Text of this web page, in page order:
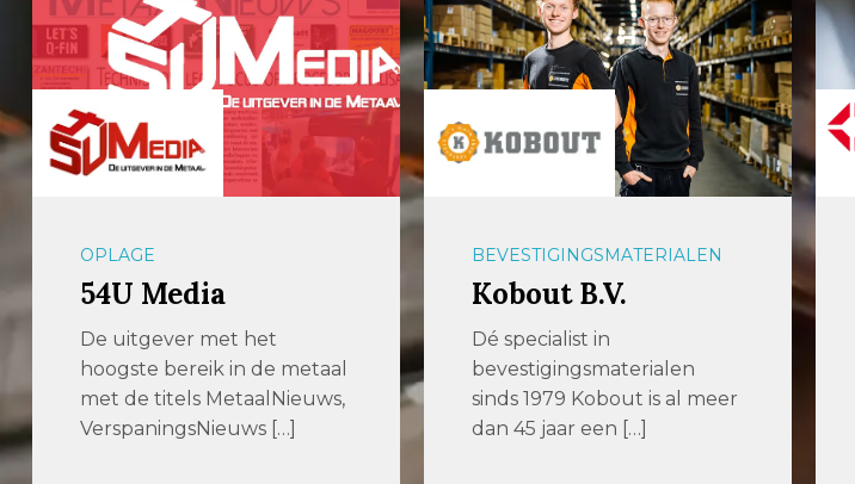
OPLAGE
54U Media
De uitgever met het
hoogste bereik in de metaal
met de titels MetaalNieuws,
VerspaningsNieuws […]
BEVESTIGINGSMATERIALEN
Kobout B.V.
Dé specialist in
bevestigingsmaterialen
sinds 1979 Kobout is al meer
dan 45 jaar een […]